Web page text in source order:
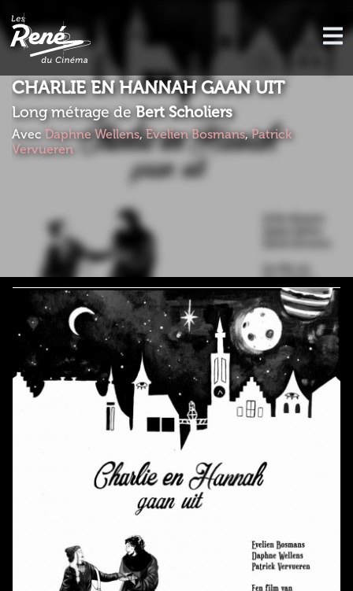
CHARLIE EN HANNAH GAAN UIT
Long métrage deBert Scholiers
Avec Daphne Wellens,Evelien Bosmans,Patrick
Vervueren